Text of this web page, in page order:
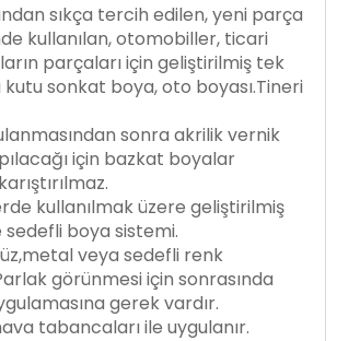
sıkça tercih edilen, yeni parça
kullanılan, otomobiller, ticari
parçaları için geliştirilmiş tek
kutu sonkat boya, oto boyası.Tineri
sonra akrilik vernik
için bazkat boyalar
kullanılmak üzere geliştirilmiş
boya sistemi.
veya sedefli renk
görünmesi için sonrasında
gerek vardır.
tabancaları ile uygulanır.